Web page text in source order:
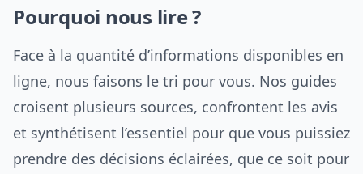
Pourquoi nous lire ?
Face à la quantité d’informations disponibles en
ligne, nous faisons le tri pour vous. Nos guides
croisent plusieurs sources, confrontent les avis
et synthétisent l’essentiel pour que vous puissiez
prendre des décisions éclairées, que ce soit pour